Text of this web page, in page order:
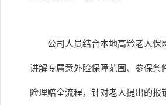
公司人员结合本地高龄老人保
讲解专属意外险保障范围、参保条
险理赔全流程，针对老人提出的报